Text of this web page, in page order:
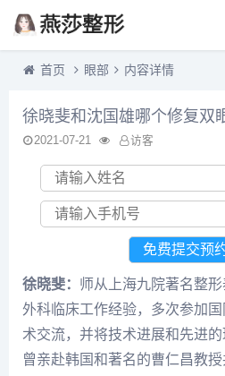
首页 眼部 内容详情
徐晓斐和沈国雄哪个修复双
2021-07-21 访客
徐晓斐： 师从上海九院著名整
外科临床工作经验，多次参加
术交流，并将技术进展和先进的
曾亲赴韩国和著名的曹仁昌教